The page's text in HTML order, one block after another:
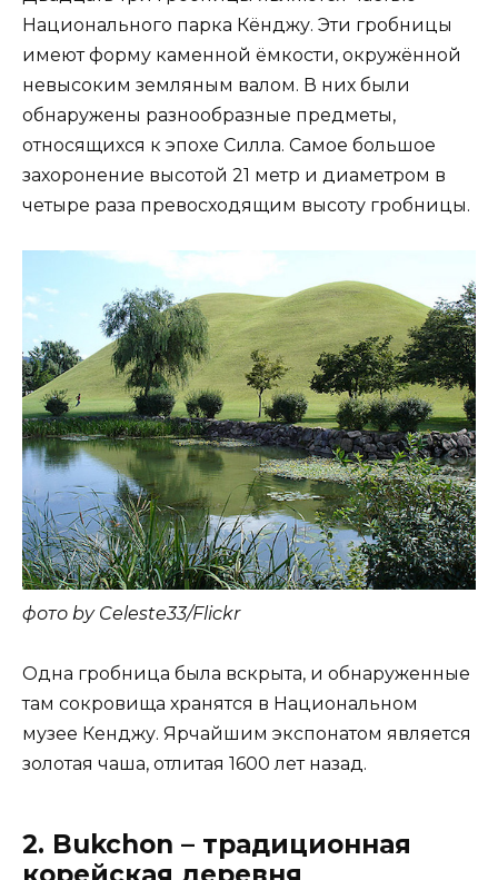
Национального парка Кёнджу. Эти гробницы
имеют форму каменной ёмкости, окружённой
невысоким земляным валом. В них были
обнаружены разнообразные предметы,
относящихся к эпохе Силла. Самое большое
захоронение высотой 21 метр и диаметром в
четыре раза превосходящим высоту гробницы.
фото by Celeste33/Flickr
Одна гробница была вскрыта, и обнаруженные
там сокровища хранятся в Национальном
музее Кенджу. Ярчайшим экспонатом является
золотая чаша, отлитая 1600 лет назад.
2. Bukchon – традиционная